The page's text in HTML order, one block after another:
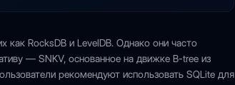
RocksDB и LevelDB. Однако они часто
— SNKV, основанное на движке B-tree из
рекомендуют использовать SQLite для